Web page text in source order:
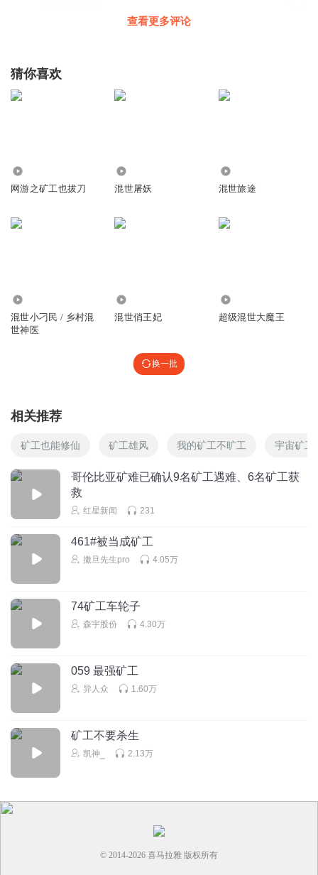
回复
查看更多评论
猜你喜欢
网游之矿工也拔刀 混世屠妖 混世旅途
混世小刁民 / 乡村混
世神医
混世俏王妃 超级混世大魔王
换一批
相关推荐
矿工也能修仙 矿工雄风 我的矿工不旷工 宇宙矿工
哥伦比亚矿难已确认9名矿工遇难、6名矿工获
救
红星新闻 231
461#被当成矿工
撒旦先生pro 4.05万
74矿工车轮子
森宇股份 4.30万
059 最强矿工
异人众 1.60万
矿工不要杀生
凯神_ 2.13万
© 2014-2026 喜马拉雅 版权所有